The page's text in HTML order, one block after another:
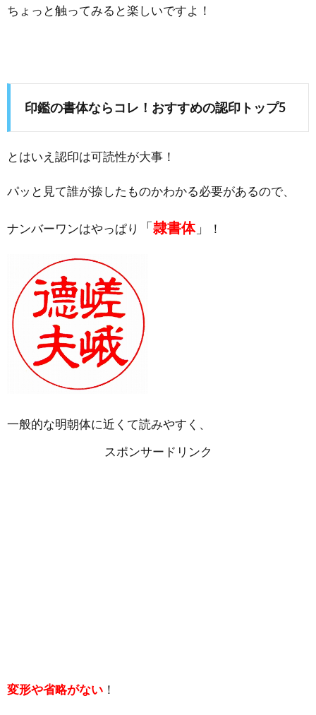
ちょっと触ってみると楽しいですよ！
印鑑の書体ならコレ！おすすめの認印トップ5
とはいえ認印は可読性が大事！
パッと見て誰が捺したものかわかる必要があるので、
ナンバーワンはやっぱり 「隷書体」 ！
一般的な明朝体に近くて読みやすく、
スポンサードリンク
変形や省略がない ！